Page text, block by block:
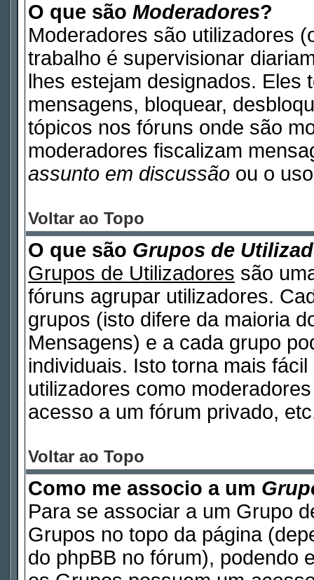
O que são Moderadores?
Moderadores são utilizadores
trabalho é supervisionar
lhes estejam designados. Eles
mensagens, bloquear,
tópicos nos fóruns onde são
moderadores fiscalizam
assunto em discussão ou o
Voltar ao Topo
O que são Grupos de
Grupos de Utilizadores são
fóruns agrupar utilizadores.
grupos (isto difere da maioria
Mensagens) e a cada grupo
individuais. Isto torna mais
utilizadores como
acesso a um fórum privado,
Voltar ao Topo
Como me associo a um
Para se associar a um Grupo
Grupos no topo da página
do phpBB no fórum), podendo